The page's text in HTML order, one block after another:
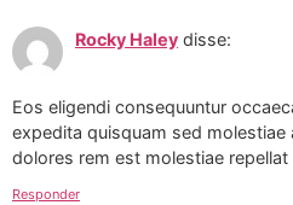
Rocky Haley disse:
Eos eligendi consequuntur
expedita quisquam sed
dolores rem est molestiae repellat
Responder